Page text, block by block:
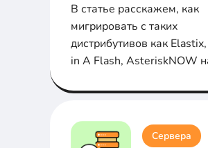
В статье расскажем, как
мигрировать с таких
дистрибутивов как
in A Flash, AsteriskNOW
Сервера